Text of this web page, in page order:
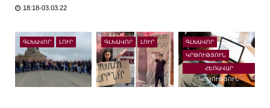
18:18-03.03.22
ԳԼԽԱՎՈՐ ԼՈՒՐ ԳԼԽԱՎՈՐ ԼՈՒՐ ԳԼԽԱՎՈՐ
ԿՐԹՈՒԹՅՈՒՆ
ՀԵՌԱՎԱՐ
ԿՐԹՈՒԹՅՈՒՆ